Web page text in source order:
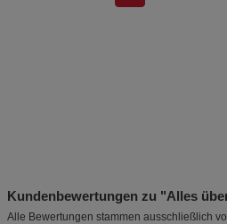
Kundenbewertungen zu "Alles
Alle Bewertungen stammen ausschließlich